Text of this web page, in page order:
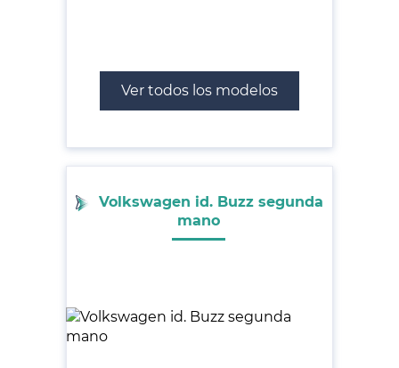
Ver todos los modelos
Volkswagen id. Buzz segunda
mano